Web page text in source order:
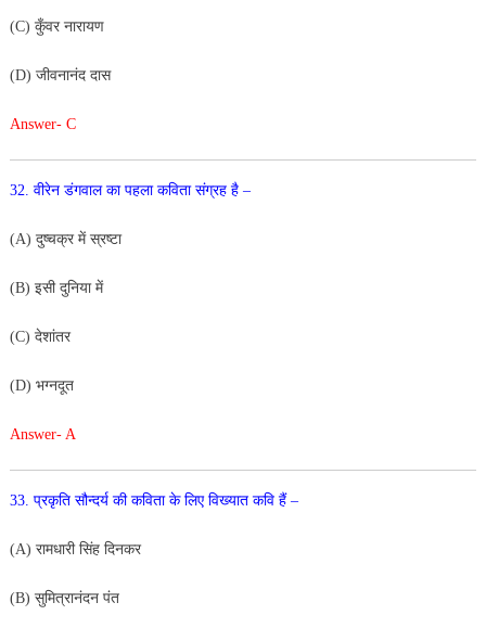
(C) कुँवर नारायण
(D) जीवनानंद दास
Answer- C
32. वीरेन डंगवाल का पहला कविता संग्रह है –
(A) दुष्चक्र में स्रष्टा
(B) इसी दुनिया में
(C) देशांतर
(D) भग्नदूत
Answer- A
33. प्रकृति सौन्दर्य की कविता के लिए विख्यात कवि हैं –
(A) रामधारी सिंह दिनकर
(B) सुमित्रानंदन पंत